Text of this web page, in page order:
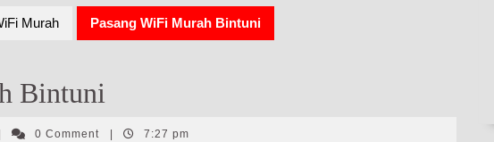
Murah Pasang WiFi Murah Bintuni
Bintuni
0 Comment 7:27 pm